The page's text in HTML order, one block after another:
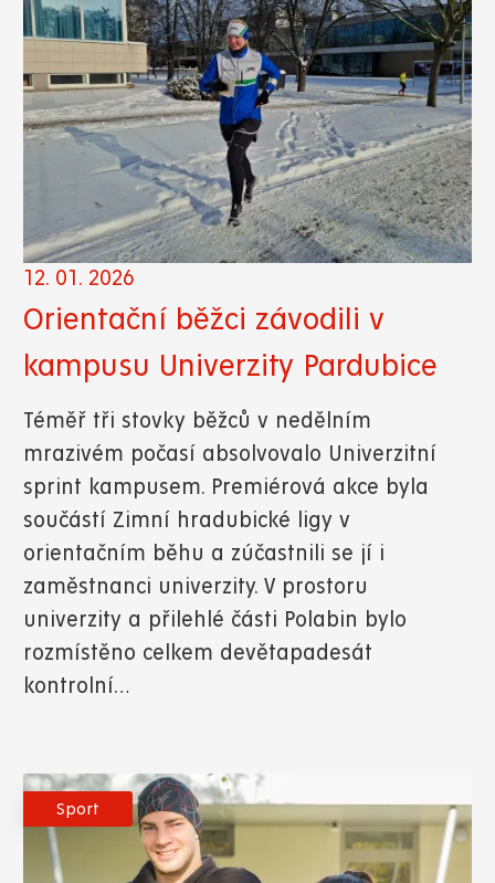
12. 01. 2026
Orientační běžci závodili v
kampusu Univerzity Pardubice
Téměř tři stovky běžců v nedělním
mrazivém počasí absolvovalo Univerzitní
sprint kampusem. Premiérová akce byla
součástí Zimní hradubické ligy v
orientačním běhu a zúčastnili se jí i
zaměstnanci univerzity. V prostoru
univerzity a přilehlé části Polabin bylo
rozmístěno celkem devětapadesát
kontrolní…
Sport